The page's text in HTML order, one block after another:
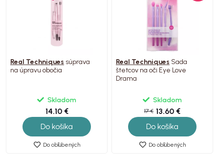
Real Techniques súprava
na úpravu obočia
Skladom
14.10 €
Do košíka
Do obľúbených
Real Techniques Sada
štetcov na oči Eye Love
Drama
Skladom
17 € 13.60 €
Do košíka
Do obľúbených